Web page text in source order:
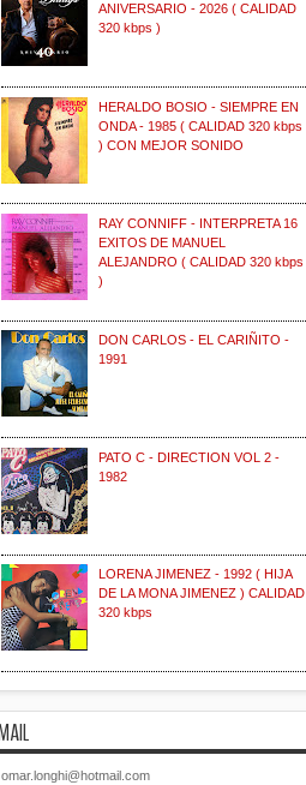
ANIVERSARIO - 2026 ( CALIDAD
320 kbps )
HERALDO BOSIO - SIEMPRE EN
ONDA - 1985 ( CALIDAD 320 kbps
) CON MEJOR SONIDO
RAY CONNIFF - INTERPRETA 16
EXITOS DE MANUEL
ALEJANDRO ( CALIDAD 320 kbps
)
DON CARLOS - EL CARIÑITO -
1991
PATO C - DIRECTION VOL 2 -
1982
LORENA JIMENEZ - 1992 ( HIJA
DE LA MONA JIMENEZ ) CALIDAD
320 kbps
omar.longhi@hotmail.com